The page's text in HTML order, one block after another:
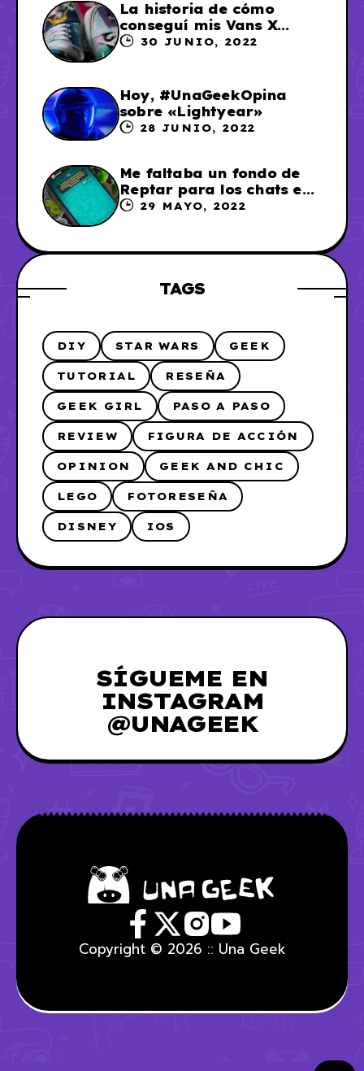
La historia de cómo
conseguí mis Vans X
Sailor Moon
30 JUNIO, 2022
Hoy, #UnaGeekOpina
sobre «Lightyear»
28 JUNIO, 2022
Me faltaba un fondo de
Reptar para los chats en
WhatsApp, así que me lo
29 MAYO, 2022
TAGS
DIY STAR WARS GEEK
TUTORIAL RESEÑA
GEEK GIRL PASO A PASO
REVIEW FIGURA DE ACCIÓN
OPINION GEEK AND CHIC
LEGO FOTORESEÑA
DISNEY IOS
SÍGUEME EN
INSTAGRAM
@UNAGEEK
Copyright © 2026 :: Una Geek